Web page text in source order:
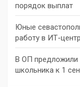
порядок выплат
Юные
работу в ИТ-
В ОП предложили
школьника к 1